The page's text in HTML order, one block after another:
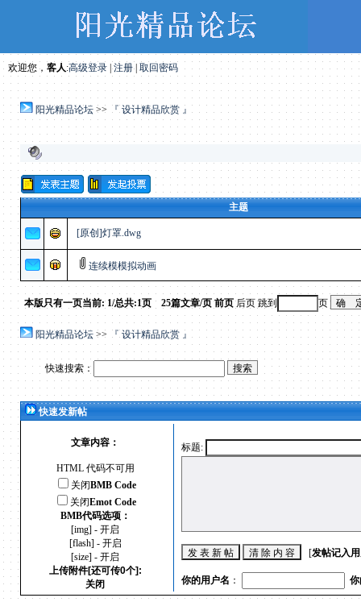
欢迎您， 客人:高级登录 |注册| 取回密码
阳光精品论坛>> 『 设计精品欣赏 』
主题
[原创]灯罩.dwg
连续模模拟动画
本版只有一页当前: 1/总共:1页 25篇文章/页前页后页 跳到 页
阳光精品论坛>> 『 设计精品欣赏 』
快速搜索：
快速发新帖
文章内容：
HTML 代码不可用
关闭BMB Code
关闭Emot Code
BMB代码选项：
[img] - 开启
[flash] - 开启
[size] - 开启
上传附件[还可传0个]:
关闭
标题:
[发帖记入
你的用户名 ： 你